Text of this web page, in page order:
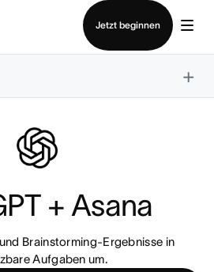
Jetzt beginnen
kontaktieren
×
+ Asana
Brainstorming-Ergebnisse in
Aufgaben um.